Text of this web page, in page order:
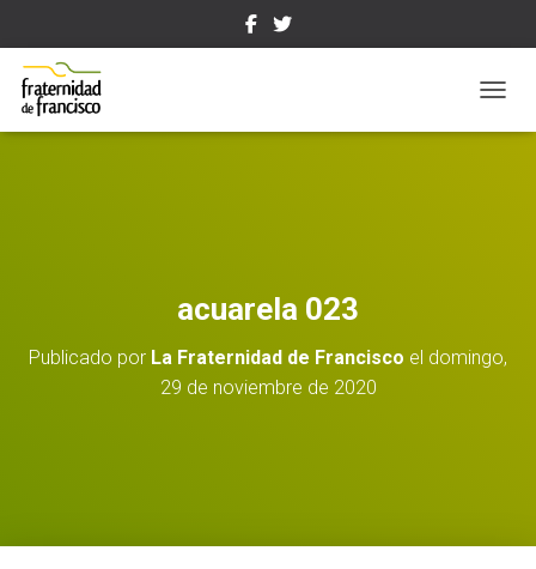
acuarela 023
Publicado por La Fraternidad de Francisco el domingo,
29 de noviembre de 2020